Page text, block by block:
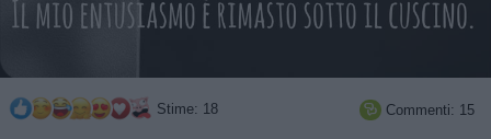
Stime: 18  Commenti: 15